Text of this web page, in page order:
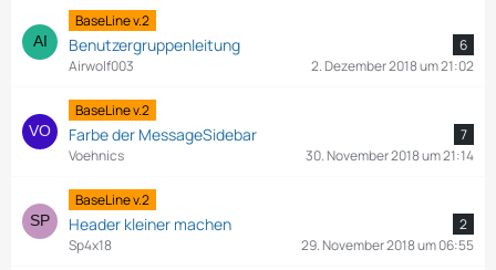
BaseLine v.2
Benutzergruppenleitung
6
Airwolf003
2. Dezember 2018 um 21:02
BaseLine v.2
Farbe der MessageSidebar
7
Voehnics
30. November 2018 um 21:14
BaseLine v.2
Header kleiner machen
2
Sp4x18
29. November 2018 um 06:55